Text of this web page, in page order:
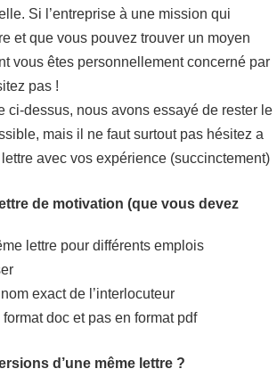
Si l’entreprise à une mission qui
et que vous pouvez trouver un moyen
vous êtes personnellement concerné par
pas !
ci-dessus, nous avons essayé de rester le
mais il ne faut surtout pas hésitez a
avec vos expérience (succinctement)
de motivation (que vous devez
lettre pour différents emplois
exact de l’interlocuteur
doc et pas en format pdf
d’une même lettre ?